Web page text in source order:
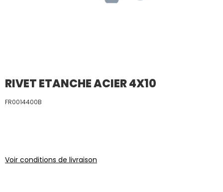
RIVET ETANCHE ACIER 4X10
FR0014400B
Voir conditions de livraison